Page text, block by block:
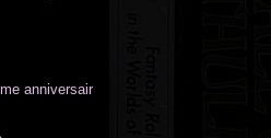
anniversaire